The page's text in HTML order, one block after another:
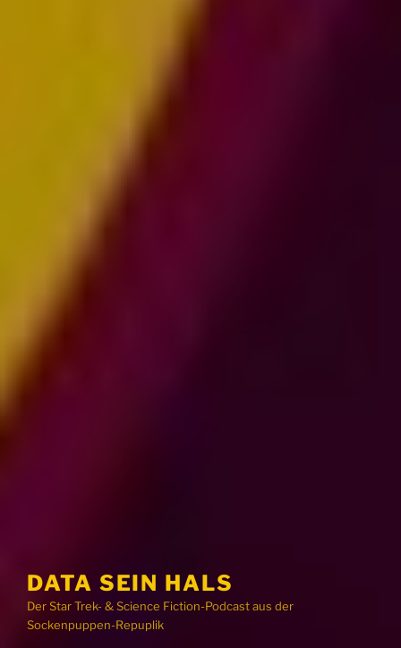
DATA SEIN HALS
Der Star Trek- & Science Fiction-Podcast aus der
Sockenpuppen-Repuplik